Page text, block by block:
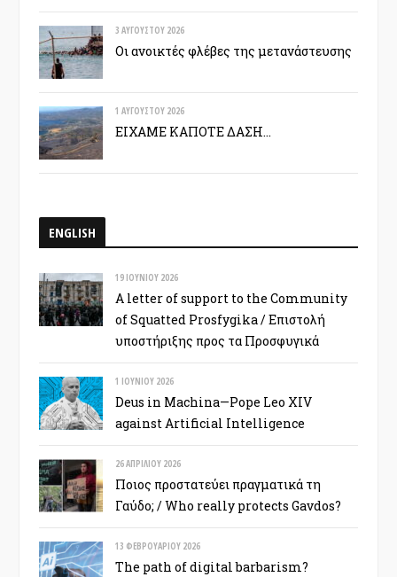
3 ΑΥΓΟΎΣΤΟΥ 2026
Οι ανοικτές φλέβες της μετανάστευσης
1 ΑΥΓΟΎΣΤΟΥ 2026
ΕΙΧΑΜΕ ΚΑΠΟΤΕ ΔΑΣΗ…
ENGLISH
19 ΙΟΥΝΊΟΥ 2026
A letter of support to the Community
of Squatted Prosfygika / Επιστολή
υποστήριξης προς τα Προσφυγικά
1 ΙΟΥΝΊΟΥ 2026
Deus in Machina—Pope Leo XIV
against Artificial Intelligence
26 ΑΠΡΙΛΊΟΥ 2026
Ποιος προστατεύει πραγματικά τη
Γαύδο; / Who really protects Gavdos?
13 ΦΕΒΡΟΥΑΡΊΟΥ 2026
The path of digital barbarism?